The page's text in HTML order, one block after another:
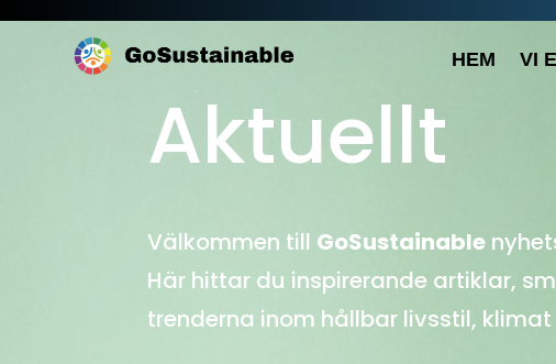
HEM VI
Aktuellt
Välkommen till GoSustainable
Här hittar du inspirerande artiklar,
trenderna inom hållbar livsstil,